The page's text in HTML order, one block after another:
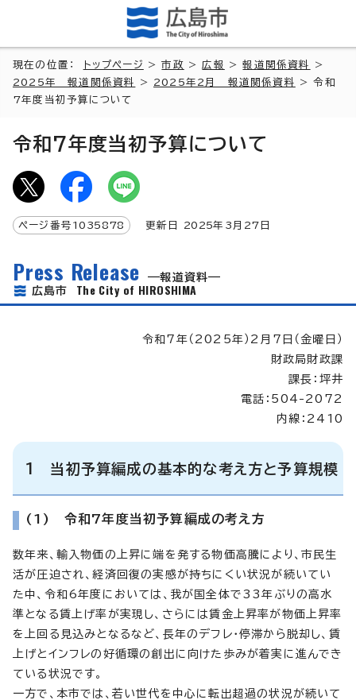
現在の位置： トップページ >市政 >広報 >報道関係資料
>
2025年 報道関係資料
> 2025年2月 報道関係資料
> 令和
7年度当初予算について
令和7年度当初予算について
ページ番号 1035878 更新日 2025年3月 27 日
Press Release
報道資料
広島市 The City of HIROSHIMA
令和7年（2025年）2月7日（金曜日）
財政局財政課
課長：坪井
電話：504-2072
内線：2410
1 当初予算編成の基本的な考え方と予算規模
(1) 令和7年度当初予算編成の考え方
数年来、輸入物価の上昇に端を発する物価高騰により、市民生
活が圧迫され、経済回復の実感が持ちにくい状況が続いてい
た中、令和6年度においては、我が国全体で33年ぶりの高水
準となる賃上げ率が実現し、さらには賃金上昇率が物価上昇率
を上回る見込みとなるなど、長年のデフレ・停滞から脱却し、賃
上げとインフレの好循環の創出に向けた歩みが着実に進んでき
ている状況です。
一方で、本市では、若い世代を中心に転出超過の状況が続いて